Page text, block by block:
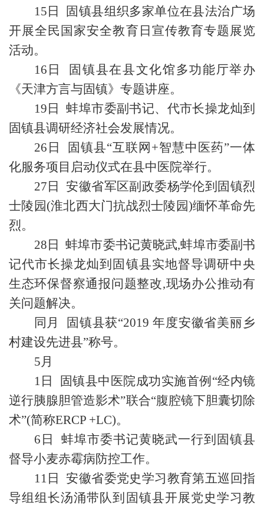
15日 固镇县组织多家单位在县法治广场
开展全民国家安全教育日宣传教育专题展览
活动。
16日 固镇县在县文化馆多功能厅举办
《天津方言与固镇》专题讲座。
19日 蚌埠市委副书记、代市长操龙灿到
固镇县调研经济社会发展情况。
26日 固镇县“互联网+智慧中医药”一体
化服务项目启动仪式在县中医院举行。
27日 安徽省军区副政委杨学伦到固镇烈
士陵园(淮北西大门抗战烈士陵园)缅怀革命先
烈。
28日 蚌埠市委书记黄晓武,蚌埠市委副书
记代市长操龙灿到固镇县实地督导调研中央
生态环保督察通报问题整改,现场办公推动有
关问题解决。
同月 固镇县获“2019 年度安徽省美丽乡
村建设先进县”称号。
5月
1日 固镇县中医院成功实施首例“经内镜
逆行胰腺胆管造影术”联合“腹腔镜下胆囊切除
术”(简称ERCP +LC)。
6日 蚌埠市委书记黄晓武一行到固镇县
督导小麦赤霉病防控工作。
11日 安徽省委党史学习教育第五巡回指
导组组长汤涌带队到固镇县开展党史学习教